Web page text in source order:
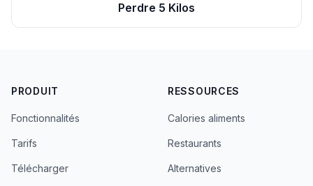
Perdre 5 Kilos
PRODUIT
Fonctionnalités
Tarifs
Télécharger
RESSOURCES
Calories aliments
Restaurants
Alternatives